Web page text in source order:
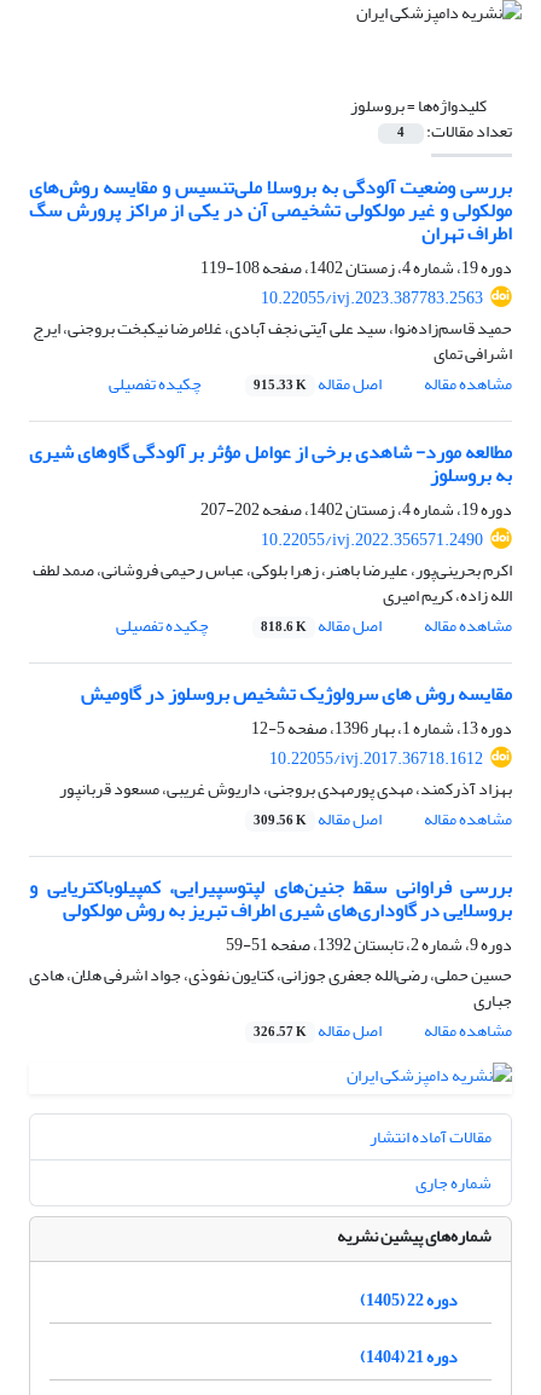
کلیدواژه‌ها =بروسلوز
تعداد مقالات: 4
بررسی وضعیت آلودگی به بروسلا ملی‌تنسیس و مقایسه روش‌های
مولکولی و غیر مولکولی تشخیصی آن در یکی از مراکز پرورش سگ
اطراف تهران
دوره 19، شماره 4، زمستان 1402، صفحه
108-119
10.22055/ivj.2023.387783.2563
حمید قاسم‌زاده‌نوا، سید علی آیتی نجف آبادی، غلامرضا نیکبخت بروجنی، ایرج
اشرافی تمای
مشاهده مقاله
اصل مقاله 915.33 K چکیده تفصیلی
مطالعه مورد- شاهدی برخی از عوامل مؤثر بر آلودگی گاوهای شیری
به بروسلوز
دوره 19، شماره 4، زمستان 1402، صفحه
202-207
10.22055/ivj.2022.356571.2490
اکرم بحرینی‌پور، علیرضا باهنر، زهرا بلوکی، عباس رحیمی فروشانی، صمد لطف
الله زاده، کریم امیری
مشاهده مقاله
اصل مقاله 818.6 K چکیده تفصیلی
مقایسه روش های سرولوژیک تشخیص بروسلوز در گاومیش
دوره 13، شماره 1، بهار 1396، صفحه
5-12
10.22055/ivj.2017.36718.1612
بهزاد آذرکمند، مهدی پورمهدی بروجنی، داریوش غریبی، مسعود قربانپور
مشاهده مقاله
اصل مقاله 309.56 K
بررسی فراوانی سقط جنین‌های لپتوسپیر‌ایی، کمپیلوبا‌کتریایی و
بروسلا‌یی در گاوداری‌های شیری اطراف تبریز به روش مولکو‌لی
دوره 9، شماره 2، تابستان 1392، صفحه
51-59
حسین حملی، رضی‌الله جعفری جوزانی، کتایون نفوذی، جواد اشرفی هلان، هادی
جباری
مشاهده مقاله
اصل مقاله 326.57 K
مقالات آماده انتشار
شماره جاری
شماره‌های پیشین نشریه
دوره 22 (1405)
دوره 21 (1404)